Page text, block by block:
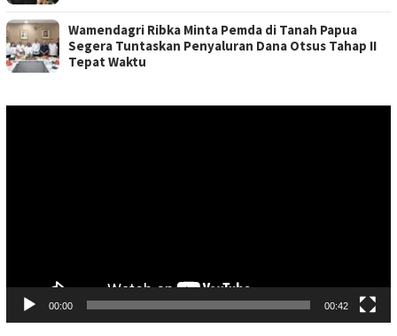
Wamendagri Ribka Minta Pemda di Tanah Papua
Segera Tuntaskan Penyaluran Dana Otsus Tahap II
Tepat Waktu
00:00 00:42